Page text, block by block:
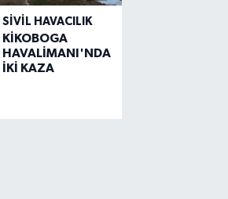
SIVIL HAVACILIK
KİKOBOGA
HAVALİMANI'NDA
İKİ KAZA